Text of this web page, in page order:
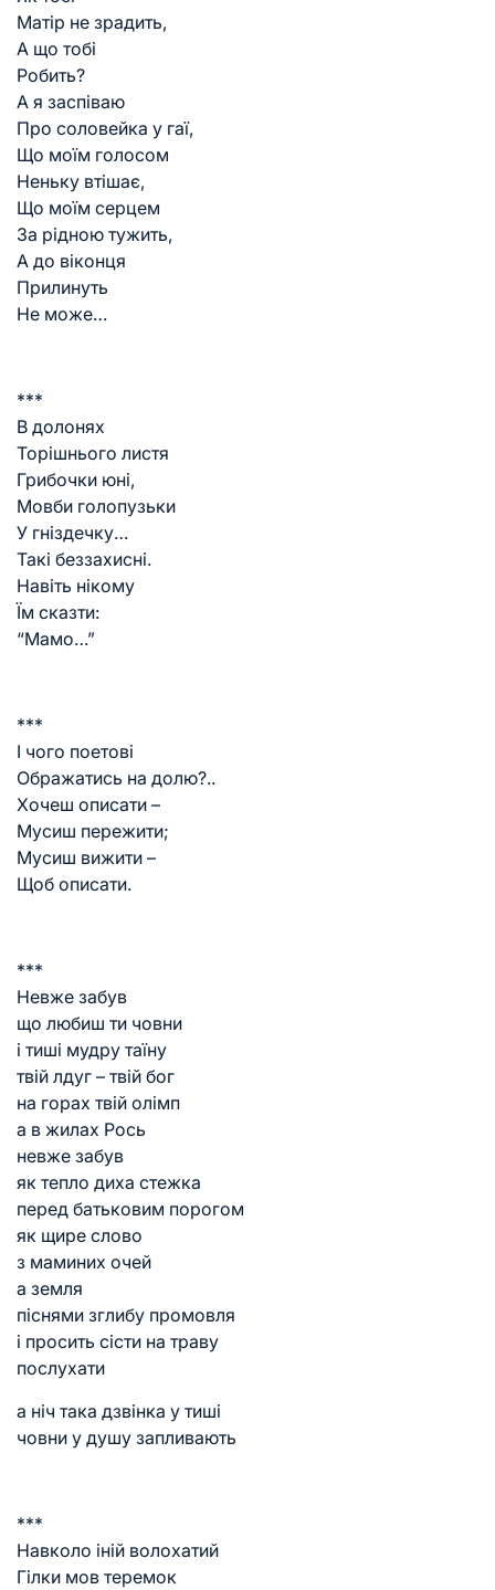
Матір не зрадить,
А що тобі
Робить?
А я заспіваю
Про соловейка у гаї,
Що моїм голосом
Неньку втішає,
Що моїм серцем
За рідною тужить,
А до віконця
Прилинуть
Не може…
***
В долонях
Торішнього листя
Грибочки юні,
Мовби голопузьки
У гніздечку…
Такі беззахисні.
Навіть нікому
Їм сказти:
“Мамо…”
***
І чого поетові
Ображатись на долю?..
Хочеш описати –
Мусиш пережити;
Мусиш вижити –
Щоб описати.
***
Невже забув
що любиш ти човни
і тиші мудру таїну
твій лдуг – твій бог
на горах твій олімп
а в жилах Рось
невже забув
як тепло диха стежка
перед батьковим порогом
як щире слово
з маминих очей
а земля
піснями зглибу промовля
і просить сісти на траву
послухати
а ніч така дзвінка у тиші
човни у душу запливають
***
Навколо іній волохатий
Гілки мов теремок